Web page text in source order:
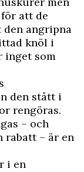
att de
angripna
knöl i
inget som
den stått i
rengöras.
– och
rabatt – är en
i en